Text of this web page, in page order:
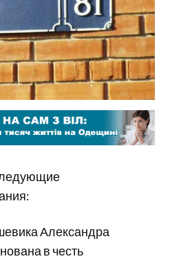
Александра
в честь